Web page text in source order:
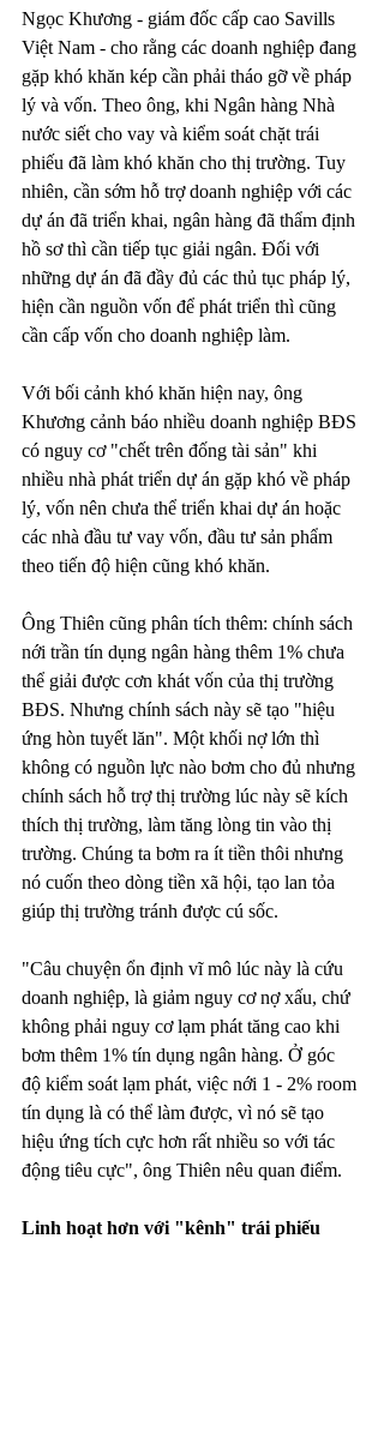
Ngọc Khương - giám đốc cấp cao Savills
Việt Nam - cho rằng các doanh nghiệp đang
gặp khó khăn kép cần phải tháo gỡ về pháp
lý và vốn. Theo ông, khi Ngân hàng Nhà
nước siết cho vay và kiểm soát chặt trái
phiếu đã làm khó khăn cho thị trường. Tuy
nhiên, cần sớm hỗ trợ doanh nghiệp với các
dự án đã triển khai, ngân hàng đã thẩm định
hồ sơ thì cần tiếp tục giải ngân. Đối với
những dự án đã đầy đủ các thủ tục pháp lý,
hiện cần nguồn vốn để phát triển thì cũng
cần cấp vốn cho doanh nghiệp làm.
Với bối cảnh khó khăn hiện nay, ông
Khương cảnh báo nhiều doanh nghiệp BĐS
có nguy cơ "chết trên đống tài sản" khi
nhiều nhà phát triển dự án gặp khó về pháp
lý, vốn nên chưa thể triển khai dự án hoặc
các nhà đầu tư vay vốn, đầu tư sản phẩm
theo tiến độ hiện cũng khó khăn.
Ông Thiên cũng phân tích thêm: chính sách
nới trần tín dụng ngân hàng thêm 1% chưa
thể giải được cơn khát vốn của thị trường
BĐS. Nhưng chính sách này sẽ tạo "hiệu
ứng hòn tuyết lăn". Một khối nợ lớn thì
không có nguồn lực nào bơm cho đủ nhưng
chính sách hỗ trợ thị trường lúc này sẽ kích
thích thị trường, làm tăng lòng tin vào thị
trường. Chúng ta bơm ra ít tiền thôi nhưng
nó cuốn theo dòng tiền xã hội, tạo lan tỏa
giúp thị trường tránh được cú sốc.
"Câu chuyện ổn định vĩ mô lúc này là cứu
doanh nghiệp, là giảm nguy cơ nợ xấu, chứ
không phải nguy cơ lạm phát tăng cao khi
bơm thêm 1% tín dụng ngân hàng. Ở góc
độ kiểm soát lạm phát, việc nới 1 - 2% room
tín dụng là có thể làm được, vì nó sẽ tạo
hiệu ứng tích cực hơn rất nhiều so với tác
động tiêu cực", ông Thiên nêu quan điểm.
Linh hoạt hơn với "kênh" trái phiếu